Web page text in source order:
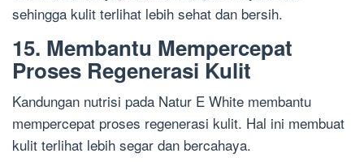
sehingga kulit terlihat lebih sehat dan bersih.
15. Membantu Mempercepat
Proses Regenerasi Kulit
Kandungan nutrisi pada Natur E White membantu
mempercepat proses regenerasi kulit. Hal ini membuat
kulit terlihat lebih segar dan bercahaya.